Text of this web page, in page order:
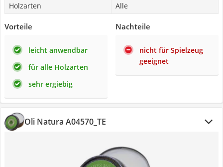
Holzarten
Alle
Vorteile
leicht anwendbar
für alle Holzarten
sehr ergiebig
Nachteile
nicht für Spielzeug
geeignet
Oli Natura A04570_TE